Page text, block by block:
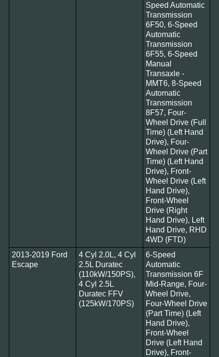
Speed Automatic
Transmission
6F50, 6-Speed
Automatic
Transmission
6F55, 6-Speed
Manual
Transaxle -
MMT6, 8-Speed
Automatic
Transmission
8F57, Four-
Wheel Drive (Full
Time) (Left Hand
Drive), Four-
Wheel Drive (Part
Time) (Left Hand
Drive), Front-
Wheel Drive (Left
Hand Drive),
Front-Wheel
Drive (Right
Hand Drive), Left
Hand Drive, RHD
4WD (FTD)
2013-2019 Ford
Escape
4 Cyl 2.0L, 4 Cyl
2.5L Duratec
(110kW/150PS),
4 Cyl 2.5L
Duratec FFV
(125kW/170PS)
6-Speed
Automatic
Transmission 6F
Mid-Range, Four-
Wheel Drive,
Four-Wheel Drive
(Part Time) (Left
Hand Drive),
Front-Wheel
Drive (Left Hand
Drive), Front-